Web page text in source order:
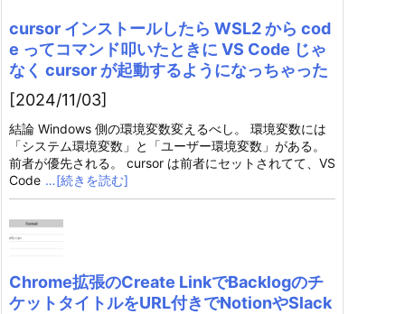
cursor インストールしたら WSL2 から cod
e ってコマンド叩いたときに VS Code じゃ
なく cursor が起動するようになっちゃった
[2024/11/03]
結論 Windows 側の環境変数変えるべし。 環境変数には
「システム環境変数」と「ユーザー環境変数」がある。
前者が優先される。 cursor は前者にセットされてて、VS
Code …[続きを読む]
Chrome拡張のCreate LinkでBacklogのチ
ケットタイトルをURL付きでNotionやSlack